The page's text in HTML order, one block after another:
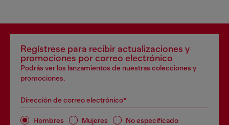
Regístrese para recibir actualizaciones y
promociones por correo electrónico
Podrás ver los lanzamientos de nuestras colecciones y
promociones.
Dirección de correo electrónico*
Hombres Mujeres No especificado